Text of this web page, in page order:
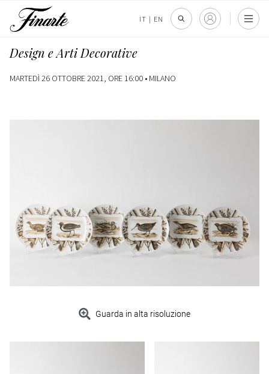
IT | EN
Design e Arti Decorative
MARTEDÌ 26 OTTOBRE 2021, ORE 16:00 • MILANO
Guarda in alta risoluzione